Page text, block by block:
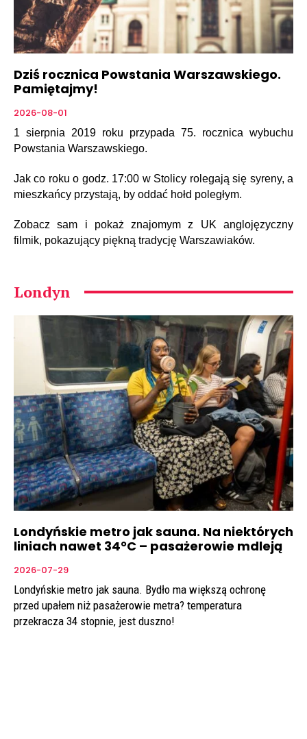
Dziś rocznica Powstania Warszawskiego.
Pamiętajmy!
2026-08-01
1 sierpnia 2019 roku przypada 75. rocznica wybuchu
Powstania Warszawskiego.
Jak co roku o godz. 17:00 w Stolicy rolegają się syreny, a
mieszkańcy przystają, by oddać hołd poległym.
Zobacz sam i pokaż znajomym z UK anglojęzyczny
filmik, pokazujący piękną tradycję Warszawiaków.
Londyn
Londyńskie metro jak sauna. Na niektórych
liniach nawet 34°C – pasażerowie mdleją
2026-07-29
Londyńskie metro jak sauna. Bydło ma większą ochronę
przed upałem niż pasażerowie metra? temperatura
przekracza 34 stopnie, jest duszno!